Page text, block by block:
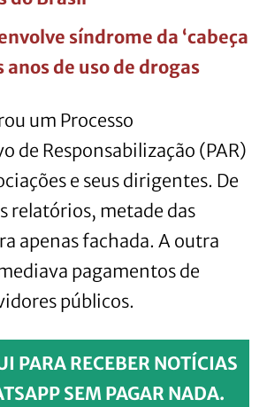
síndrome da ‘cabeça
anos de uso de drogas
um Processo
de Responsabilização (PAR)
e seus dirigentes. De
relatórios, metade das
apenas fachada. A outra
pagamentos de
públicos.
PARA RECEBER NOTÍCIAS
SEM PAGAR NADA.